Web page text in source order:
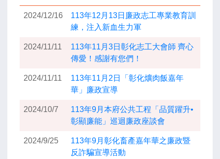
2024/12/16
113年12月13日廉政志工專業教育訓
練，注入新血生力軍
2024/11/11
113年11月3日彰化志工大會師 齊心
傳愛！感謝有您們！
2024/11/11
113年11月2日「彰化爌肉飯嘉年
華」廉政宣導
2024/10/7
113年9月本府公共工程「品質躍升•
彰顯廉能」巡迴廉政座談會
2024/9/25
113年9月彰化畜產嘉年華之廉政暨
反詐騙宣導活動